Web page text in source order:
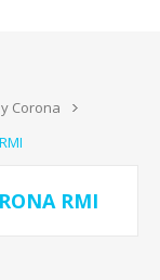
Corona
RMI